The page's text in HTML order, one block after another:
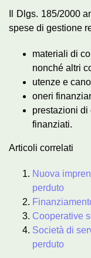
Il Dlgs. 185/2000
spese di gestione
materiali di
nonché altri
utenze e
oneri
prestazioni
finanziati.
Articoli correlati
Nuova
perduto
Cooperative
Società di
perduto